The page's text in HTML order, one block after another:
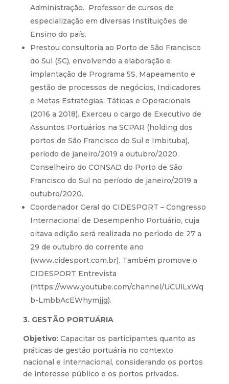
Administração. Professor de cursos de
especialização em diversas Instituições de
Ensino do país.
Prestou consultoria ao Porto de São Francisco
do Sul (SC), envolvendo a elaboração e
implantação de Programa 5S, Mapeamento e
gestão de processos de negócios, Indicadores
e Metas Estratégias, Táticas e Operacionais
(2016 a 2018). Exerceu o cargo de Executivo de
Assuntos Portuários na SCPAR (holding dos
portos de São Francisco do Sul e Imbituba),
período de janeiro/2019 a outubro/2020.
Conselheiro do CONSAD do Porto de São
Francisco do Sul no período de janeiro/2019 a
outubro/2020.
Coordenador Geral do CIDESPORT – Congresso
Internacional de Desempenho Portuário, cuja
oitava edição será realizada no período de 27 a
29 de outubro do corrente ano
(www.cidesport.com.br). Também promove o
CIDESPORT Entrevista
(https://www.youtube.com/channel/UCUlLxWq
b-LmbbAcEWhymjjg).
3. GESTÃO PORTUÁRIA
Objetivo: Capacitar os participantes quanto as
práticas de gestão portuária no contexto
nacional e internacional, considerando os portos
de interesse público e os portos privados.